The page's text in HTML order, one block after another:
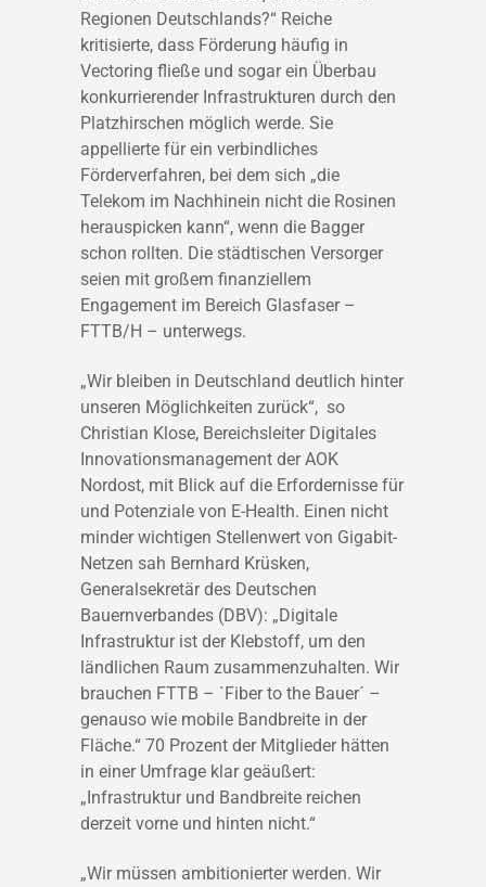
Regionen Deutschlands?“ Reiche
kritisierte, dass Förderung häufig in
Vectoring fließe und sogar ein Überbau
konkurrierender Infrastrukturen durch den
Platzhirschen möglich werde. Sie
appellierte für ein verbindliches
Förderverfahren, bei dem sich „die
Telekom im Nachhinein nicht die Rosinen
herauspicken kann“, wenn die Bagger
schon rollten. Die städtischen Versorger
seien mit großem finanziellem
Engagement im Bereich Glasfaser –
FTTB/H – unterwegs.
„Wir bleiben in Deutschland deutlich hinter
unseren Möglichkeiten zurück“, so
Christian Klose, Bereichsleiter Digitales
Innovationsmanagement der AOK
Nordost, mit Blick auf die Erfordernisse für
und Potenziale von E-Health. Einen nicht
minder wichtigen Stellenwert von Gigabit-
Netzen sah Bernhard Krüsken,
Generalsekretär des Deutschen
Bauernverbandes (DBV): „Digitale
Infrastruktur ist der Klebstoff, um den
ländlichen Raum zusammenzuhalten. Wir
brauchen FTTB – `Fiber to the Bauer´ –
genauso wie mobile Bandbreite in der
Fläche.“ 70 Prozent der Mitglieder hätten
in einer Umfrage klar geäußert:
„Infrastruktur und Bandbreite reichen
derzeit vorne und hinten nicht.“
„Wir müssen ambitionierter werden. Wir